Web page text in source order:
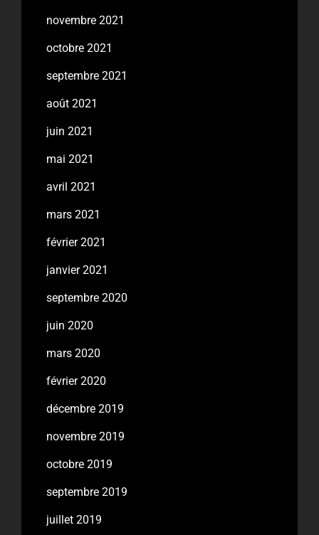
novembre 2021
octobre 2021
septembre 2021
août 2021
juin 2021
mai 2021
avril 2021
mars 2021
février 2021
janvier 2021
septembre 2020
juin 2020
mars 2020
février 2020
décembre 2019
novembre 2019
octobre 2019
septembre 2019
juillet 2019